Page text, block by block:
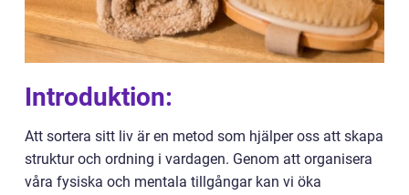
Introduktion:
Att sortera sitt liv är en metod som hjälper oss att skapa
struktur och ordning i vardagen. Genom att organisera
våra fysiska och mentala tillgångar kan vi öka